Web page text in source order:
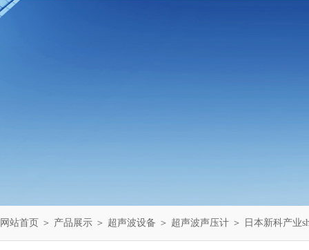
网站首页 ＞ 产品展示 ＞ 超声波设备 ＞ 超声波声压计 ＞ 日本新科产业